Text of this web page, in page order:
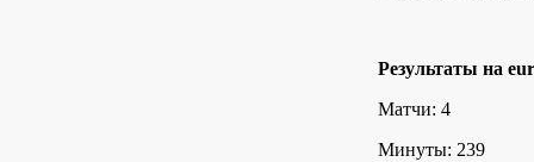
Результаты на
Матчи: 4
Минуты: 239